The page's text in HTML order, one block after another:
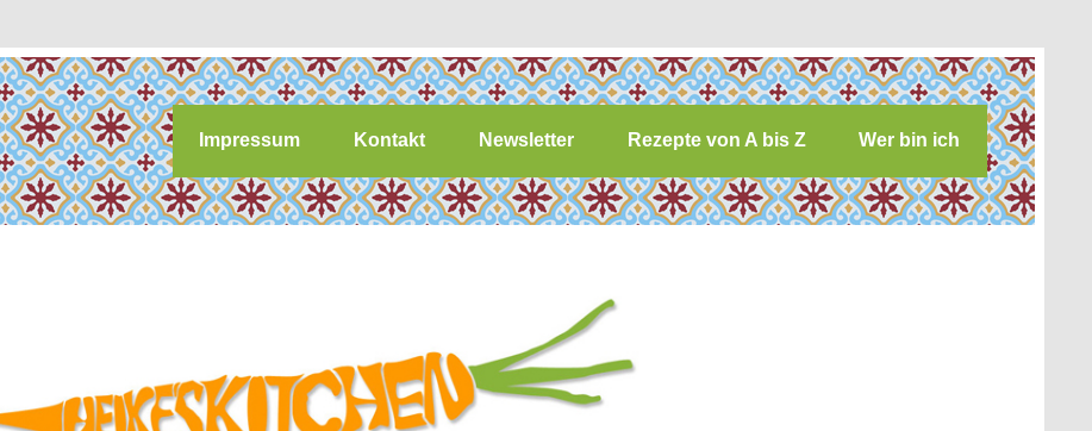
Impressum Kontakt Newsletter Rezepte von A bis Z Wer bin ich